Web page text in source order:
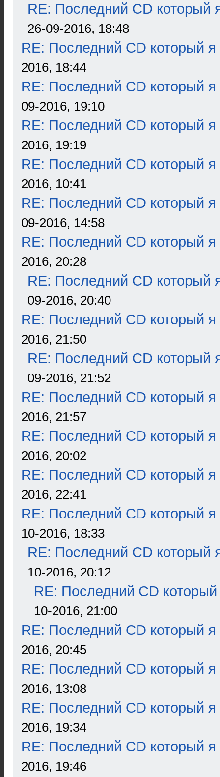
RE: Последний CD который
26-09-2016, 18:48
RE: Последний CD который я
2016, 18:44
RE: Последний CD который я
09-2016, 19:10
RE: Последний CD который я
2016, 19:19
RE: Последний CD который я
2016, 10:41
RE: Последний CD который я
09-2016, 14:58
RE: Последний CD который я
2016, 20:28
RE: Последний CD который
09-2016, 20:40
RE: Последний CD который я
2016, 21:50
RE: Последний CD который
09-2016, 21:52
RE: Последний CD который я
2016, 21:57
RE: Последний CD который я
2016, 20:02
RE: Последний CD который я
2016, 22:41
RE: Последний CD который я
10-2016, 18:33
RE: Последний CD который
10-2016, 20:12
RE: Последний CD который
10-2016, 21:00
RE: Последний CD который я
2016, 20:45
RE: Последний CD который я
2016, 13:08
RE: Последний CD который я
2016, 19:34
RE: Последний CD который я
2016, 19:46